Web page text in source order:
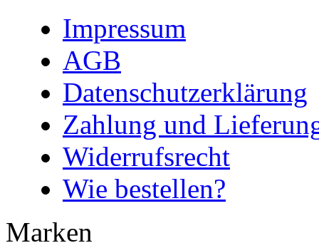
Impressum
AGB
Datenschutzerklärung
Zahlung und
Widerrufsrecht
Wie bestellen?
Marken